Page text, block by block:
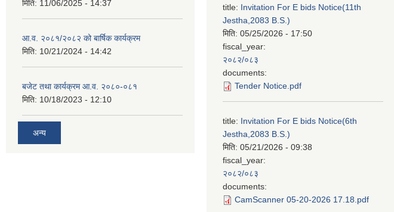
मिति: 11/06/2025 - 14:37
आ.व. २०८१/२०८२ को बार्षिक कार्यक्रम
मिति: 10/21/2024 - 14:42
बजेट तथा कार्यक्रम आ.व. २०८०-०८१
मिति: 10/18/2023 - 12:10
अन्य
title: Invitation For E bids Notice(11th
Jestha,2083 B.S.)
मिति: 05/25/2026 - 17:50
fiscal_year:
२०८२/०८३
documents:
Tender Notice.pdf
title: Invitation For E bids Notice(6th
Jestha,2083 B.S.)
मिति: 05/21/2026 - 09:38
fiscal_year:
२०८२/०८३
documents:
CamScanner 05-20-2026 17.18.pdf